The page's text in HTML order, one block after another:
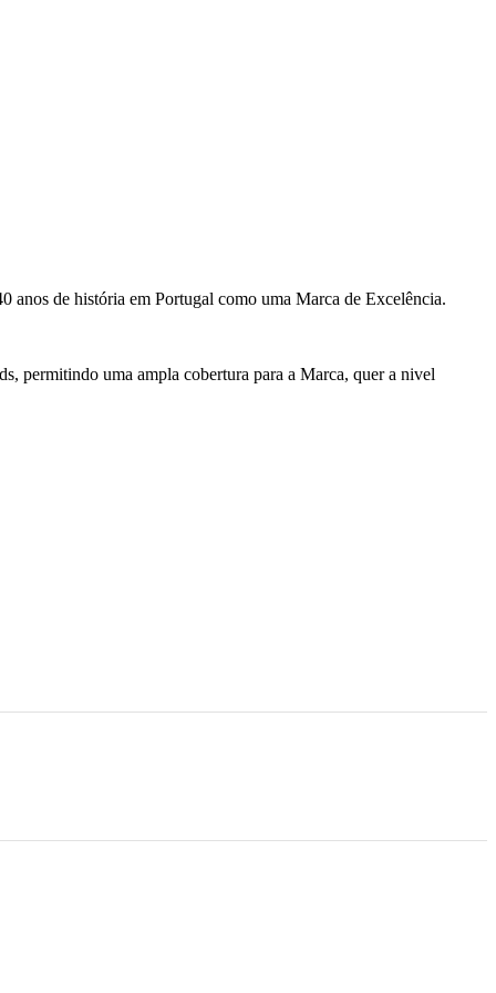
anos de história em Portugal como uma Marca de Excelência.
permitindo uma ampla cobertura para a Marca, quer a nivel